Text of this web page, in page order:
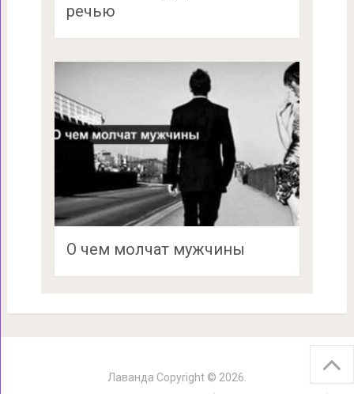
речью
О чем молчат мужчины
Лаванда Copyright © 2026.